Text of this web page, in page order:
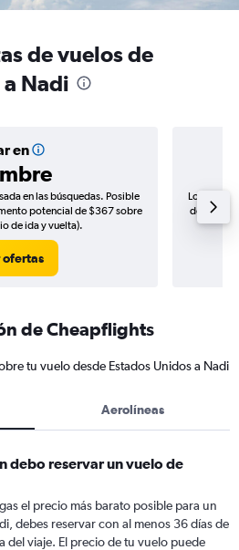
de vuelos de
Nadi
en
en las búsquedas. Posible
potencial de $367 sobre
de ida y vuelta).
ofertas
Los
de
de Cheapflights
tu vuelo desde Estados Unidos a Nadi
Aerolíneas
debo reservar un vuelo de
el precio más barato posible para un
debes reservar con al menos 36 días de
del viaje. El precio de tu vuelo puede